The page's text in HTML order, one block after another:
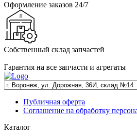
Оформление заказов 24/7
Собственный склад запчастей
Гарантия на все запчасти и агрегаты
Публичная оферта
Соглашение на обработку
Каталог